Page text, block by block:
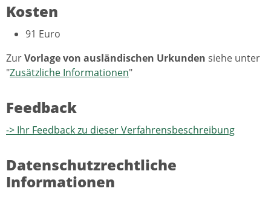
Kosten
91 Euro
ZurVorlage von ausländischen Urkunden siehe unter
"Zusätzliche Informationen"
Feedback
-> Ihr Feedback zu dieser Verfahrensbeschreibung
Datenschutzrechtliche
Informationen